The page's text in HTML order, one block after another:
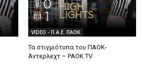
VIDEO - Π.Α.Ε. ΠΑΟΚ
Τα στιγμιότυπα του ΠΑΟΚ-
Άντερλεχτ – PAOK TV